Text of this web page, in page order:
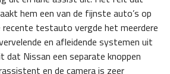
hem een van de fijnste auto’s op
testauto vergde het meerdere
en afleidende systemen uit
Nissan een separate knoppen
en de camera is zeer